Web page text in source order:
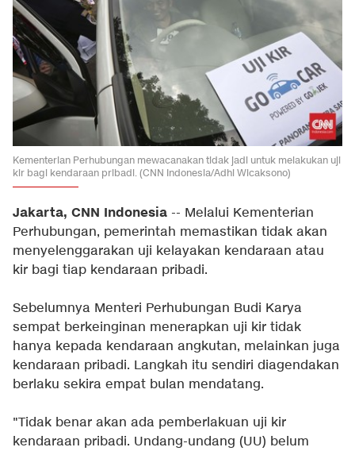
Kementerian Perhubungan mewacanakan tidak jadi untuk melakukan uji
kir bagi kendaraan pribadi. (CNN Indonesia/Adhi Wicaksono)
Jakarta, CNN Indonesia -- Melalui Kementerian
Perhubungan, pemerintah memastikan tidak akan
menyelenggarakan uji kelayakan kendaraan atau
kir bagi tiap kendaraan pribadi.
Sebelumnya Menteri Perhubungan Budi Karya
sempat berkeinginan menerapkan uji kir tidak
hanya kepada kendaraan angkutan, melainkan juga
kendaraan pribadi. Langkah itu sendiri diagendakan
berlaku sekira empat bulan mendatang.
"Tidak benar akan ada pemberlakuan uji kir
kendaraan pribadi. Undang-undang (UU) belum